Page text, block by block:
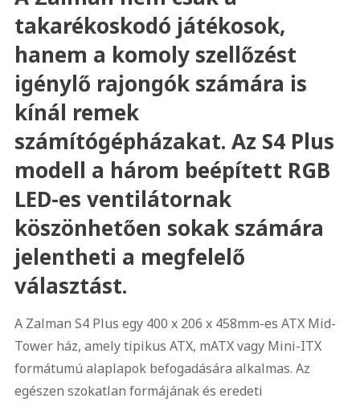
takarékoskodó játékosok,
hanem a komoly szellőzést
igénylő rajongók számára is
kínál remek
számítógépházakat. Az S4 Plus
modell a három beépített RGB
LED-es ventilátornak
köszönhetően sokak számára
jelentheti a megfelelő
választást.
A Zalman S4 Plus egy 400 x 206 x 458mm-es ATX Mid-
Tower ház, amely tipikus ATX, mATX vagy Mini-ITX
formátumú alaplapok befogadására alkalmas. Az
egészen szokatlan formájának és eredeti